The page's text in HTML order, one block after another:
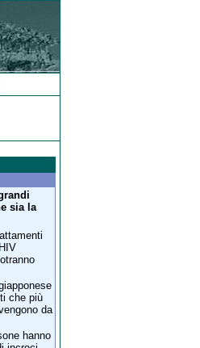
sia la
che più
da
hanno